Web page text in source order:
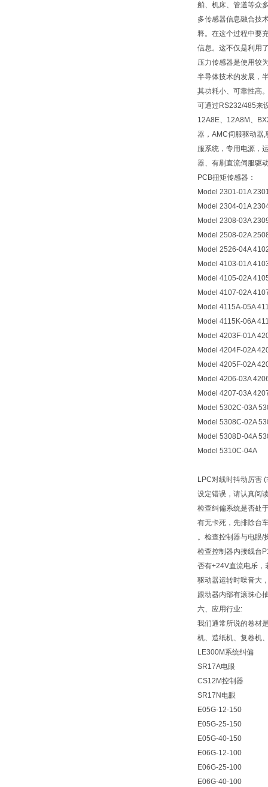
舶、机床、管道等众
多传感器信息融合技
释。在这个过程中要
信息。这不仅是利用
压力传感器是使用较
半导体技术的发展，
其功耗小、可靠性高
可通过RS232/485来
12A8E、12A8M、
器，AMC伺服驱动器
服系统，专用电源，
器、有刷直流伺服驱
PCB扭矩传感器：
Model 2301-01A
Model 2304-01A
Model 2308-03A
Model 2508-02A
Model 2526-04A
Model 4103-01A
Model 4105-02A
Model 4107-02A
Model 4115A-05A
Model 4115K-06A
Model 4203F-01A
Model 4204F-02A
Model 4205F-02A
Model 4206-03A
Model 4207-03A
Model 5302C-03A
Model 5308C-02A
Model 5308D-04A
Model 5310C-04A
LPC对线时抖动厉害
设定错误，请认真阅
检查纠偏系统是否处
有无卡死，先排除台
。检查控制器与电眼/
检查控制器内接线台
否有+24V直流电乐，
驱动器运转时噪音大
跟动器内部有滚珠心
六、应用行业:
我们通常所说的卷材
机、造纸机、复卷机
LE300M系统纠偏
SR17A电眼
CS12M控制器
SR17N电眼
E05G-12-150
E05G-25-150
E05G-40-150
E06G-12-100
E06G-25-100
E06G-40-100